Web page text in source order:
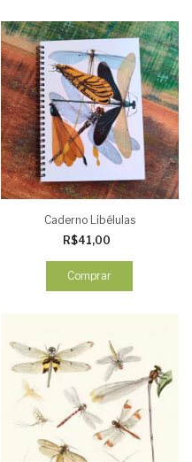
Caderno Libélulas
R$41,00
Comprar